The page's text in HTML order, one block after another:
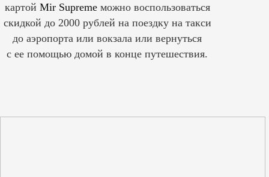
картой Mir Supreme можно воспользоваться
скидкой до 2000 рублей на поездку на такси
до аэропорта или вокзала или вернуться
с ее помощью домой в конце путешествия.